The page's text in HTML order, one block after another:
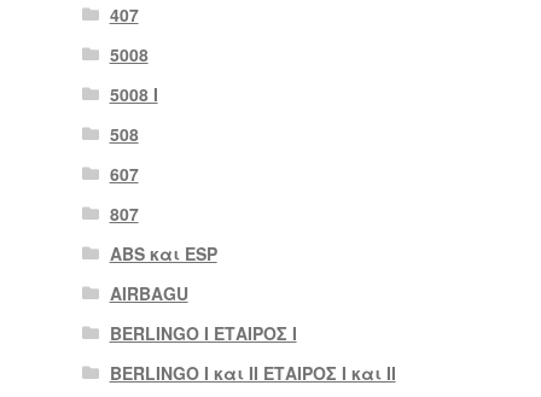
407
5008
5008 Ι
508
607
807
ABS και ESP
AIRBAGU
BERLINGO I ΕΤΑΙΡΟΣ Ι
BERLINGO I και II ΕΤΑΙΡΟΣ I και II